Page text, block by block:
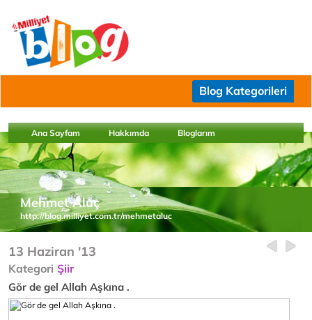
Blog Kategorileri
Ana Sayfam Hakkımda Bloglarım
Mehmet Aluç
http://blog.milliyet.com.tr/mehmetaluc
13 Haziran '13
Kategori Şiir
Gör de gel Allah Aşkına .